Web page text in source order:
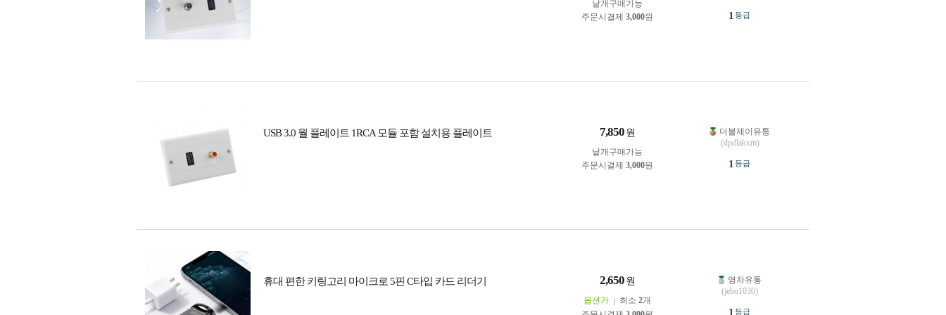
낱개구매가능
주문시결제 3,000원 1 등급
USB 3.0 월 플레이트 1RCA 모듈 포함 설치용 플레이트 7,850 원
낱개구매가능
주문시결제 3,000원
더블제이유통
(dpdlakxm)
1 등급
휴대 편한 키링고리 마이크로 5핀 C타입 카드 리더기 2,650 원
옵션가 최소 2개
영차유통
(jebo1030)
1 등급